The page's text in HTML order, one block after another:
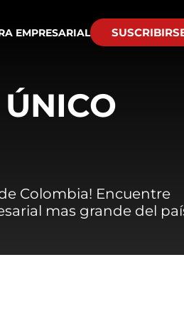
EMPRESARIAL
Colombia! Encuentre
mas grande del